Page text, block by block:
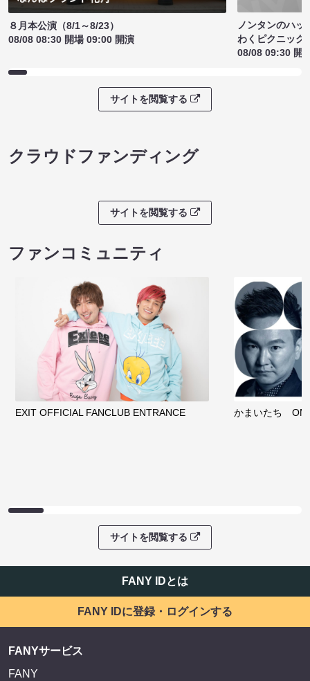
８月本公演（8/1～8/23）
08/08 08:30 開場 09:00 開演
ノンタンのハッ
わくピクニック
08/08 09:30 開
サイトを閲覧する
クラウドファンディング
サイトを閲覧する
ファンコミュニティ
EXIT OFFICIAL FANCLUB ENTRANCE かまいたち
サイトを閲覧する
FANY IDとは
FANY IDに登録・ログインする
FANYサービス
FANY